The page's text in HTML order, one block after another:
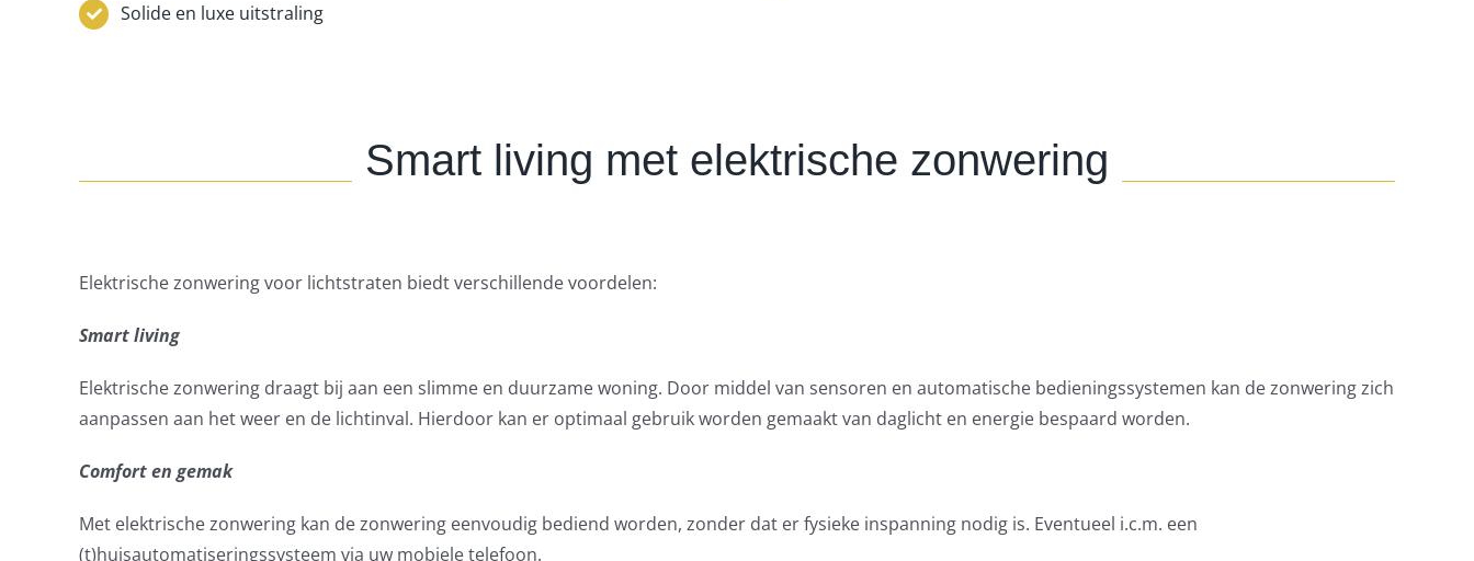
Solide en luxe uitstraling
Smart living met elektrische zonwering
Elektrische zonwering voor lichtstraten biedt verschillende voordelen:
Smart living
Elektrische zonwering draagt bij aan een slimme en duurzame woning. Door middel van sensoren en automatische bedieningssystemen kan de zonwering zich
aanpassen aan het weer en de lichtinval. Hierdoor kan er optimaal gebruik worden gemaakt van daglicht en energie bespaard worden.
Comfort en gemak
Met elektrische zonwering kan de zonwering eenvoudig bediend worden, zonder dat er fysieke inspanning nodig is. Eventueel i.c.m. een
(t)huisautomatiseringssysteem via uw mobiele telefoon.